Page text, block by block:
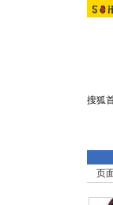
搜狐
页